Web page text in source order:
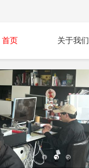
首页 关于我们
1 2 3